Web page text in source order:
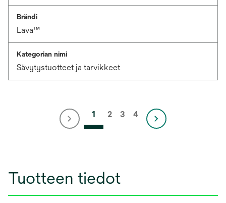
Brändi
Lava™
Kategorian nimi
Sävytystuotteet ja tarvikkeet
1 2 3 4
Tuotteen tiedot